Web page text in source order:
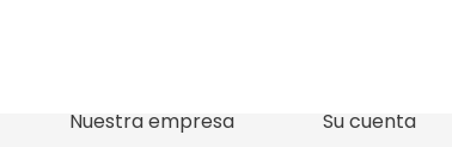
Nuestra empresa Su cuenta